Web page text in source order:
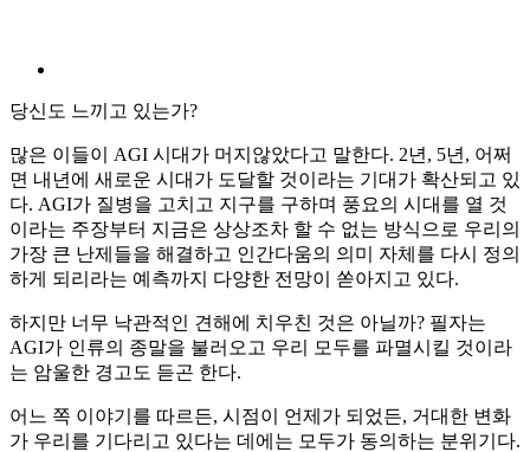
당신도 느끼고 있는가?
많은 이들이 AGI 시대가 머지않았다고 말한다. 2년, 5년, 어쩌
면 내년에 새로운 시대가 도달할 것이라는 기대가 확산되고 있
다. AGI가 질병을 고치고 지구를 구하며 풍요의 시대를 열 것
이라는 주장부터 지금은 상상조차 할 수 없는 방식으로 우리의
가장 큰 난제들을 해결하고 인간다움의 의미 자체를 다시 정의
하게 되리라는 예측까지 다양한 전망이 쏟아지고 있다.
하지만 너무 낙관적인 견해에 치우친 것은 아닐까? 필자는
AGI가 인류의 종말을 불러오고 우리 모두를 파멸시킬 것이라
는 암울한 경고도 듣곤 한다.
어느 쪽 이야기를 따르든, 시점이 언제가 되었든, 거대한 변화
가 우리를 기다리고 있다는 데에는 모두가 동의하는 분위기다.